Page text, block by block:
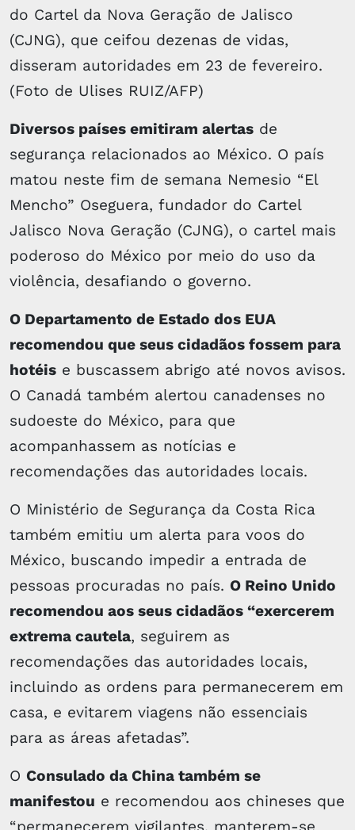
do Cartel da Nova Geração de Jalisco
(CJNG), que ceifou dezenas de vidas,
disseram autoridades em 23 de fevereiro.
(Foto de Ulises RUIZ/AFP)
Diversos países emitiram alertas de
segurança relacionados ao México. O país
matou neste fim de semana Nemesio “El
Mencho” Oseguera, fundador do Cartel
Jalisco Nova Geração (CJNG), o cartel mais
poderoso do México por meio do uso da
violência, desafiando o governo.
O Departamento de Estado dos EUA
recomendou que seus cidadãos fossem para
hotéis e buscassem abrigo até novos avisos.
O Canadá também alertou canadenses no
sudoeste do México, para que
acompanhassem as notícias e
recomendações das autoridades locais.
O Ministério de Segurança da Costa Rica
também emitiu um alerta para voos do
México, buscando impedir a entrada de
pessoas procuradas no país. O Reino Unido
recomendou aos seus cidadãos “exercerem
extrema cautela, seguirem as
recomendações das autoridades locais,
incluindo as ordens para permanecerem em
casa, e evitarem viagens não essenciais
para as áreas afetadas”.
O Consulado da China também se
manifestou e recomendou aos chineses que